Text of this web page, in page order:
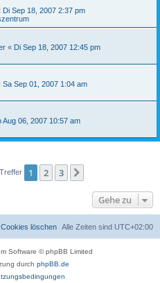
Di Sep 18, 2007 2:37 pm
« Di Sep 18, 2007 12:45 pm
Sa Sep 01, 2007 1:04 am
Aug 06, 2007 10:57 am
1 2 3
Gehe zu
Alle Zeiten sind UTC+02:00
Cookies löschen
Software © phpBB Limited
durch phpBB.de